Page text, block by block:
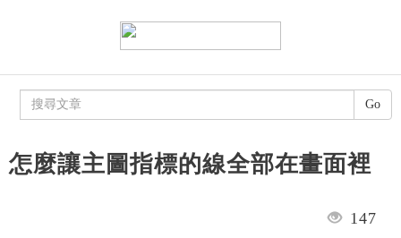
怎麼讓主圖指標的線全部在畫面裡
147
Go